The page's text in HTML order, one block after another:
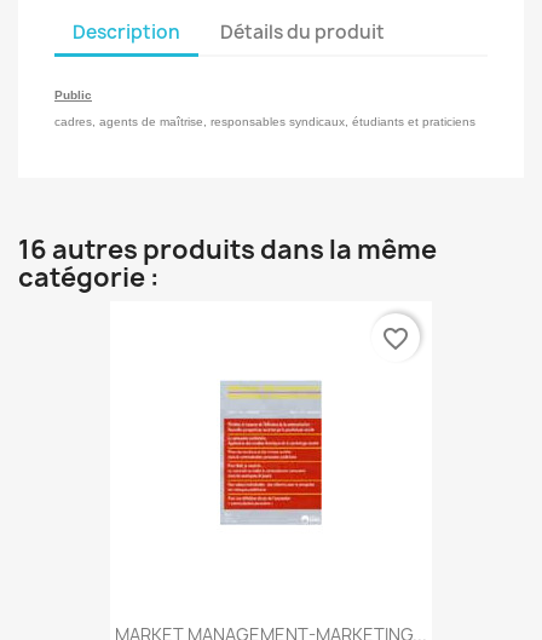
Description Détails du produit
Public
cadres, agents de maîtrise, responsables syndicaux, étudiants et praticiens
16 autres produits dans la même
catégorie :
MARKET MANAGEMENT-MARKETING...
favorite_border